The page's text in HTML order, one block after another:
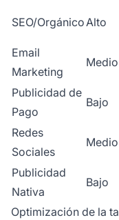
SEO/OrgánicoAlto
Email
Marketing
Medio
Publicidad de
Pago
Bajo
Redes
Sociales
Medio
Publicidad
Nativa
Bajo
Optimización de la